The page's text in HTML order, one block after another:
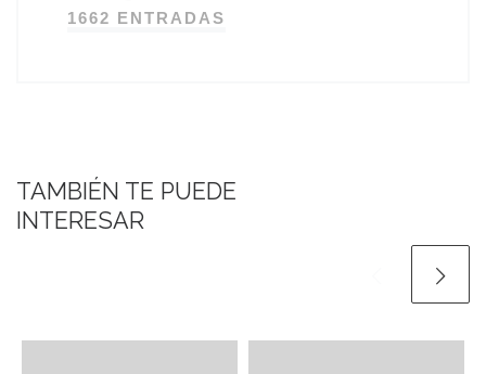
1662 ENTRADAS
TAMBIÉN TE PUEDE
INTERESAR